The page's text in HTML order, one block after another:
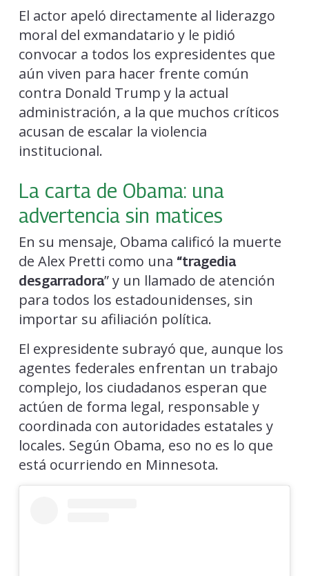
El actor apeló directamente al liderazgo
moral del exmandatario y le pidió
convocar a todos los expresidentes que
aún viven para hacer frente común
contra Donald Trump y la actual
administración, a la que muchos críticos
acusan de escalar la violencia
institucional.
La carta de Obama: una
advertencia sin matices
En su mensaje, Obama calificó la muerte
de Alex Pretti como una “tragedia
desgarradora” y un llamado de atención
para todos los estadounidenses, sin
importar su afiliación política.
El expresidente subrayó que, aunque los
agentes federales enfrentan un trabajo
complejo, los ciudadanos esperan que
actúen de forma legal, responsable y
coordinada con autoridades estatales y
locales. Según Obama, eso no es lo que
está ocurriendo en Minnesota.